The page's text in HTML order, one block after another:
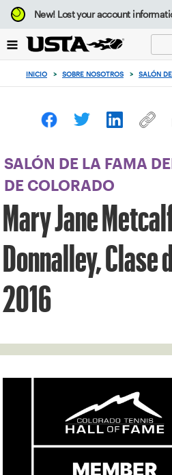
Enfoque
desde
botón
volver
principio
New!Lost your account
INICIO > SOBRE NOSOTROS > SALÓN
SALÓN DE LA FAMA
DE COLORADO
Mary Jane
Donnalley, Clase
2016